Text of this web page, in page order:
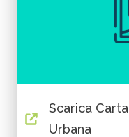
Scarica
Urbana